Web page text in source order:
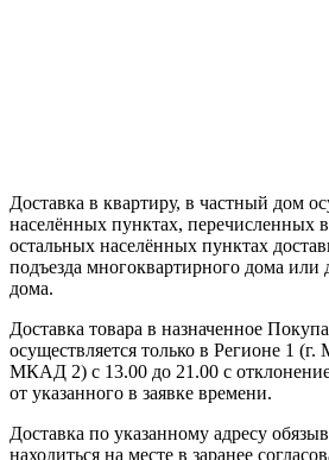
Доставка в квартиру, в частный дом
населённых пунктах, перечисленных в
остальных населённых пунктах
подъезда многоквартирного дома или
дома.
Доставка товара в назначенное
осуществляется только в Регионе 1
МКАД 2) с 13.00 до 21.00 с
от указанного в заявке времени.
Доставка по указанному адресу
находиться на месте в заранее